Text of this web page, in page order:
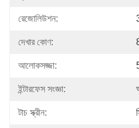
রেজোলিউশন:
দেখার কোণ:
আলোকসজ্জা:
ইন্টারফেস সংজ্ঞা:
টাচ স্ক্রীন: